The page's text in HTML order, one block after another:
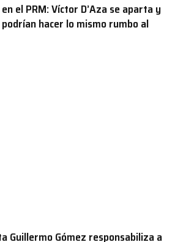
el PRM: Víctor D’Aza se aparta y
hacer lo mismo rumbo al
Guillermo Gómez responsabiliza a